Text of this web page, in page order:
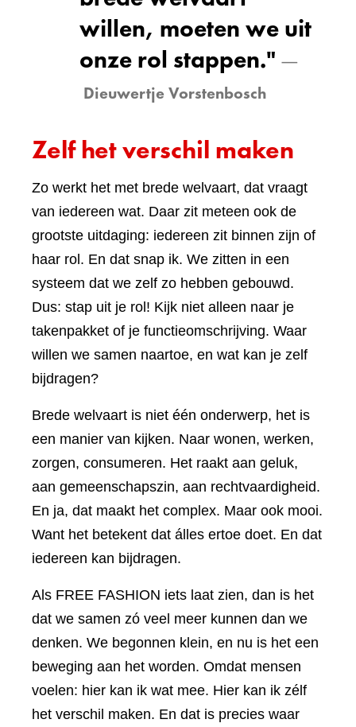
willen, moeten we uit
onze rol stappen."
Dieuwertje Vorstenbosch
Zelf het verschil maken
Zo werkt het met brede welvaart, dat vraagt
van iedereen wat. Daar zit meteen ook de
grootste uitdaging: iedereen zit binnen zijn of
haar rol. En dat snap ik. We zitten in een
systeem dat we zelf zo hebben gebouwd.
Dus: stap uit je rol! Kijk niet alleen naar je
takenpakket of je functieomschrijving. Waar
willen we samen naartoe, en wat kan je zelf
bijdragen?
Brede welvaart is niet één onderwerp, het is
een manier van kijken. Naar wonen, werken,
zorgen, consumeren. Het raakt aan geluk,
aan gemeenschapszin, aan rechtvaardigheid.
En ja, dat maakt het complex. Maar ook mooi.
Want het betekent dat álles ertoe doet. En dat
iedereen kan bijdragen.
Als FREE FASHION iets laat zien, dan is het
dat we samen zó veel meer kunnen dan we
denken. We begonnen klein, en nu is het een
beweging aan het worden. Omdat mensen
voelen: hier kan ik wat mee. Hier kan ik zélf
het verschil maken. En dat is precies waar